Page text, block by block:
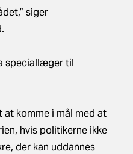
siger
speciallæger til
komme i mål med at
hvis politikerne ikke
der kan uddannes